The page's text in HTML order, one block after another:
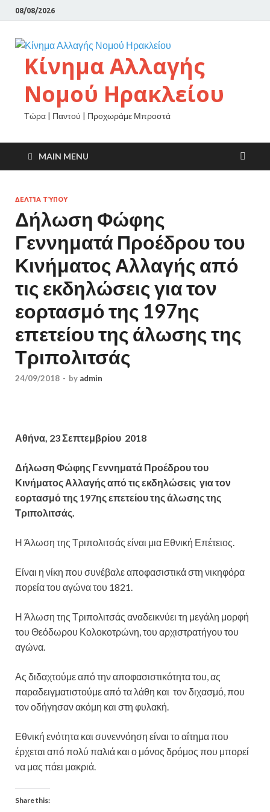
08/08/2026
Κίνημα Αλλαγής
Νομού Ηρακλείου
Τώρα | Παντού | Προχωράμε Μπροστά
MAIN MENU
ΔΕΛΤΊΑ ΤΎΠΟΥ
Δήλωση Φώφης
Γεννηματά Προέδρου του
Κινήματος Αλλαγής από
τις εκδηλώσεις για τον
εορτασμό της 197ης
επετείου της άλωσης της
Τριπολιτσάς
24/09/2018 - by admin
Αθήνα, 23Σεπτεμβρίου 2018
Δήλωση Φώφης Γεννηματά Προέδρου του
Κινήματος Αλλαγής από τις εκδηλώσεις για τον
εορτασμό της 197ης επετείου της άλωσης της
Τριπολιτσάς.
Η Άλωση της Τριπολιτσάς είναι μια Εθνική Επέτειος.
Είναι η νίκη που συνέβαλε αποφασιστικά στη νικηφόρα
πορεία του αγώνα του 1821.
Η Άλωση της Τριπολιτσάς αναδεικνύει τη μεγάλη μορφή
του Θεόδωρου Κολοκοτρώνη, του αρχιστρατήγου του
αγώνα.
Ας διδαχτούμε από την αποφασιστικότητα του, ας
παραδειγματιστούμε από τα λάθη και τον διχασμό, που
τον οδήγησαν ακόμη και στη φυλακή.
Εθνική ενότητα και συνεννόηση είναι το αίτημα που
έρχεται από πολύ παλιά και ο μόνος δρόμος που μπορεί
να μας πάει μακριά.
Share this: